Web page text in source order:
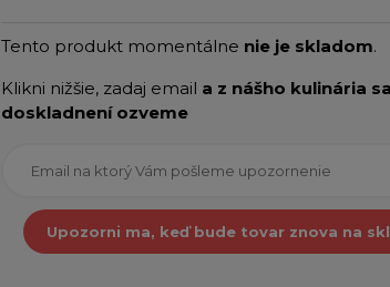
Tento produkt momentálne nie je skladom.
Klikni nižšie, zadaj email a z nášho kulinária
doskladnení ozveme
Upozorni ma, keď bude tovar znova na